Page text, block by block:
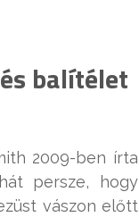
balítélet
2009-ben írta
persze, hogy
vászon előtt